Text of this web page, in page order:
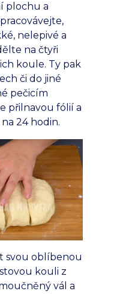
plochu a
nelepivé a
na čtyři
koule. Ty pak
či do jiné
pečicím
přilnavou fólií a
24 hodin.
svou oblíbenou
kouli z
vál a